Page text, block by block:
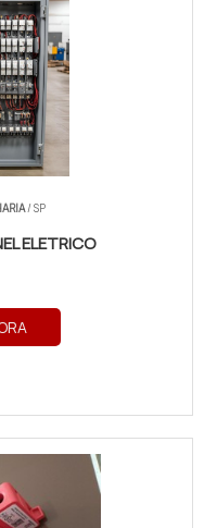
/ SP
ELETRICO